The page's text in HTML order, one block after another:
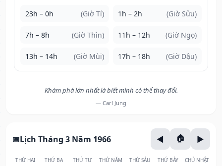
23h – 0h (Giờ Tí) 1h – 2h (Giờ Sửu)
7h – 8h (Giờ Thìn) 11h – 12h (Giờ Ngọ)
13h – 14h (Giờ Mùi) 17h – 18h (Giờ Dậu)
Khám phá lớn nhất là biết mình có thể thay đổi.
— Carl Jung
Lịch Tháng 3 Năm 1966
THỨ HAI THỨ BA THỨ TƯ THỨ NĂM THỨ SÁU THỨ BẢY CHỦ NHẬT